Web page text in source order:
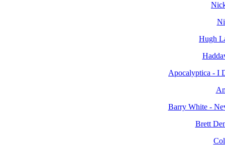
Hugh
Apocalyptica - I
Barry White -
Brett